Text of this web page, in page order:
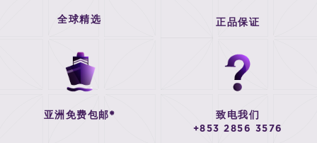
全球精选 正品保证
亚洲免费包邮* 致电我们
+853 2856 3576